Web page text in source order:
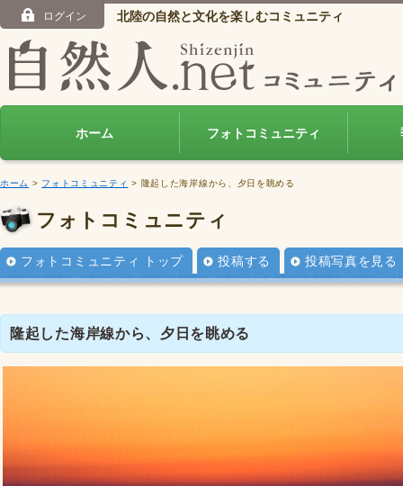
ログイン 北陸の自然と文化を楽しむコミュニティ
ホーム フォトコミュニティ
ホーム > フォトコミュニティ > 隆起した海岸線から、夕日を眺める
フォトコミュニティ
フォトコミュニティ トップ 投稿する 投稿写真を見る
隆起した海岸線から、夕日を眺める